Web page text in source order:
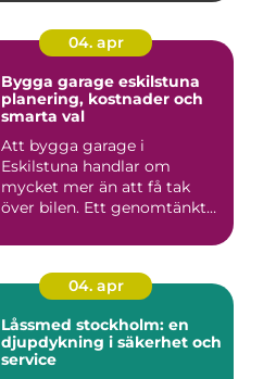
04. apr
Bygga garage eskilstuna
planering, kostnader och
smarta val
Att bygga garage i
Eskilstuna handlar om
mycket mer än att få tak
över bilen. Ett genomtänkt
04. apr
Låssmed stockholm: en
djupdykning i säkerhet och
service